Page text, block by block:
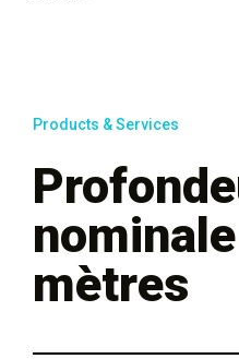
Products & Services
mètres